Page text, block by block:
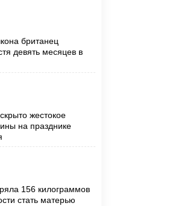
британец
девять месяцев в
жестокое
на празднике
156 килограммов
стать матерью